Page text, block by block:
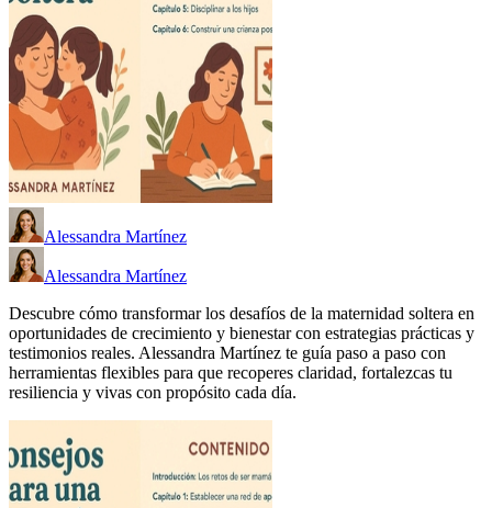
Alessandra Martínez
Alessandra Martínez
Descubre cómo transformar los desafíos de la maternidad soltera en
oportunidades de crecimiento y bienestar con estrategias prácticas y
testimonios reales. Alessandra Martínez te guía paso a paso con
herramientas flexibles para que recoperes claridad, fortalezcas tu
resiliencia y vivas con propósito cada día.